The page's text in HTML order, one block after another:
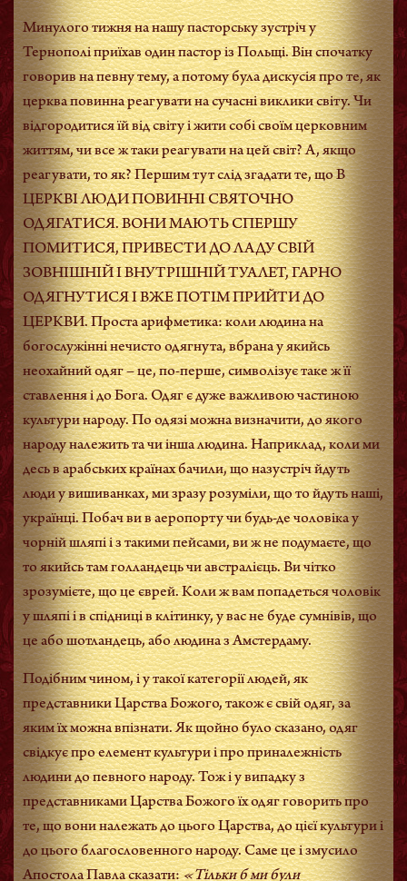
Минулого тижня на нашу пасторську зустріч у
Тернополі приїхав один пастор із Польщі. Він спочатку
говорив на певну тему, а потому була дискусія про те, як
церква повинна реагувати на сучасні виклики світу. Чи
відгородитися їй від світу і жити собі своїм церковним
життям, чи все ж таки реагувати на цей світ? А, якщо
реагувати, то як? Першим тут слід згадати те, що В
ЦЕРКВІ ЛЮДИ ПОВИННІ СВЯТОЧНО
ОДЯГАТИСЯ. ВОНИ МАЮТЬ СПЕРШУ
ПОМИТИСЯ, ПРИВЕСТИ ДО ЛАДУ СВІЙ
ЗОВНІШНІЙ І ВНУТРІШНІЙ ТУАЛЕТ, ГАРНО
ОДЯГНУТИСЯ І ВЖЕ ПОТІМ ПРИЙТИ ДО
ЦЕРКВИ. Проста арифметика: коли людина на
богослужінні нечисто одягнута, вбрана у якийсь
неохайний одяг – це, по-перше, символізує таке ж її
ставлення і до Бога. Одяг є дуже важливою частиною
культури народу. По одязі можна визначити, до якого
народу належить та чи інша людина. Наприклад, коли ми
десь в арабських країнах бачили, що назустріч йдуть
люди у вишиванках, ми зразу розуміли, що то йдуть наші,
українці. Побач ви в аеропорту чи будь-де чоловіка у
чорній шляпі і з такими пейсами, ви ж не подумаєте, що
то якийсь там голландець чи австралієць. Ви чітко
зрозумієте, що це єврей. Коли ж вам попадеться чоловік
у шляпі і в спідниці в клітинку, у вас не буде сумнівів, що
це або шотландець, або людина з Амстердаму.
Подібним чином, і у такої категорії людей, як
представники Царства Божого, також є свій одяг, за
яким їх можна впізнати. Як щойно було сказано, одяг
свідкує про елемент культури і про приналежність
людини до певного народу. Тож і у випадку з
представниками Царства Божого їх одяг говорить про
те, що вони належать до цього Царства, до цієї культури і
до цього благословенного народу. Саме це і змусило
Апостола Павла сказати:«Тільки б ми були